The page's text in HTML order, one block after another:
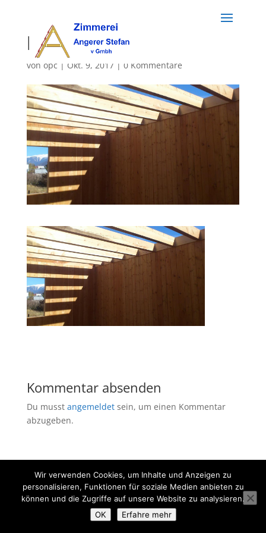
holzbau (44)
von opc | Okt. 9, 2017 | 0 Kommentare
Kommentar absenden
Du musst angemeldetsein, um einen Kommentar
abzugeben.
Wir verwenden Cookies, um Inhalte und Anzeigen zu
personalisieren, Funktionen für soziale Medien anbieten zu
können und die Zugriffe auf unsere Website zu analysieren.
OK
Erfahre mehr